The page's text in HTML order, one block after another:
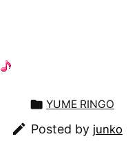
 YUME RINGO
 Posted by junko